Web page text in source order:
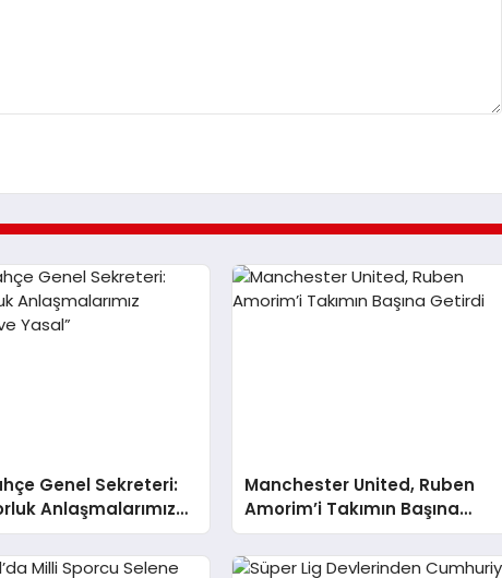
Genel Sekreteri:
Anlaşmalarımız
ve Yasal”
Manchester United, Ruben
Amorim’i Takımın Başına
Getirdi